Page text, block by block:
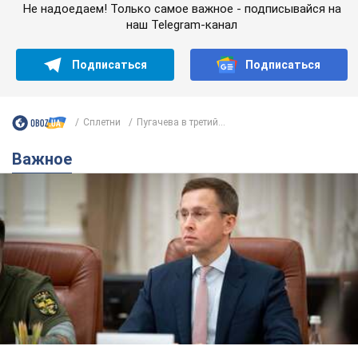
Не надоедаем! Только самое важное - подписывайся на
наш Telegram-канал
Подписаться Подписаться
Сплетни Пугачева в третий...
Важное